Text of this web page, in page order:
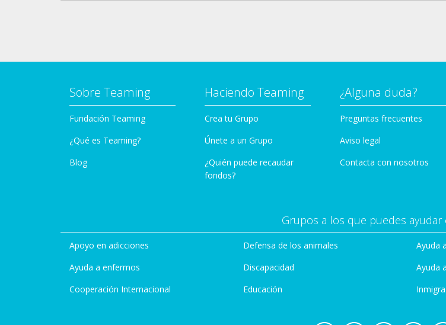
Sobre Teaming
Fundación Teaming
¿Qué es Teaming?
Blog
Haciendo Teaming
Crea tu Grupo
Únete a un Grupo
¿Quién puede recaudar
fondos?
¿Alguna duda?
Preguntas frecuentes
Aviso legal
Contacta con nosotros
Grupos a los que puedes ayudar
Apoyo en adicciones
Ayuda a enfermos
Cooperación Internacional
Defensa de los animales
Discapacidad
Educación
Ayuda
Ayuda